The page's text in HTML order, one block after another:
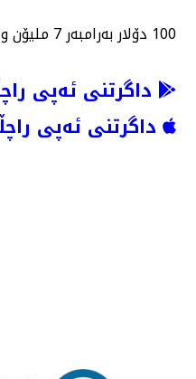
100 دۆلار بەرامبەر 7 ملیۆن و 250 هەزار تمەنی ئێرانییە.
داگرتنی ئەپی
داگرتنی ئەپی